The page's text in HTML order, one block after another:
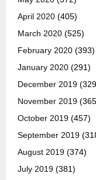
April 2020 (405)
March 2020 (525)
February 2020 (393)
January 2020 (291)
December 2019
November 2019
October 2019 (457)
September 2019
August 2019 (374)
July 2019 (381)